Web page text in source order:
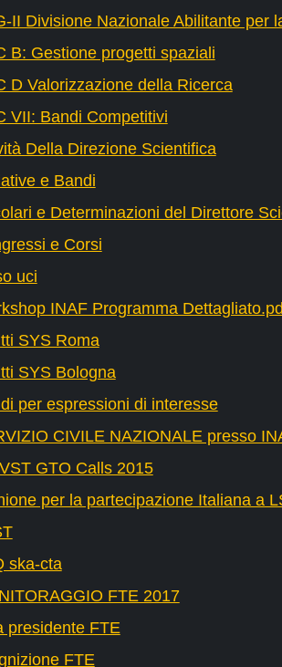
II Divisione Nazionale Abilitante per
B: Gestione progetti spaziali
D Valorizzazione della Ricerca
VII: Bandi Competitivi
Della Direzione Scientifica
e Bandi
e Determinazioni del Direttore
e Corsi
uci
INAF Programma
SYS Roma
SYS Bologna
per espressioni di interesse
CIVILE NAZIONALE presso
GTO Calls 2015
per la partecipazione Italiana a
ska-cta
FTE 2017
presidente FTE
FTE